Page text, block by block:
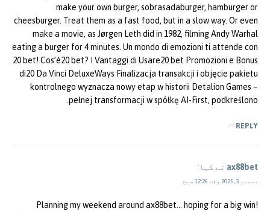
make your own burger, sobrasadaburger, hamburger or
cheesburger. Treat them as a fast food, but in a slow way. Or even
make a movie, as Jørgen Leth did in 1982, filming Andy Warhal
eating a burger for 4 minutes. Un mondo di emozioni ti attende con
20 bet! Cos’è20 bet? I Vantaggi di Usare20 bet Promozioni e Bonus
di20 Da Vinci DeluxeWays Finalizacja transakcji i objęcie pakietu
kontrolnego wyznacza nowy etap w historii Detalion Games –
pełnej transformacji w spółkę AI-First, podkreślono.
REPLY
ax88bet نے کہا:
دسمبر 3, 2025 وقت 12:26 صبح
Planning my weekend around ax88bet… hoping for a big win!